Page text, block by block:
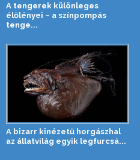
A tengerek különleges
élőlényei – a színpompás
tenge...
A bizarr kinézetű horgászhal
az állatvilág egyik legfurcsá...